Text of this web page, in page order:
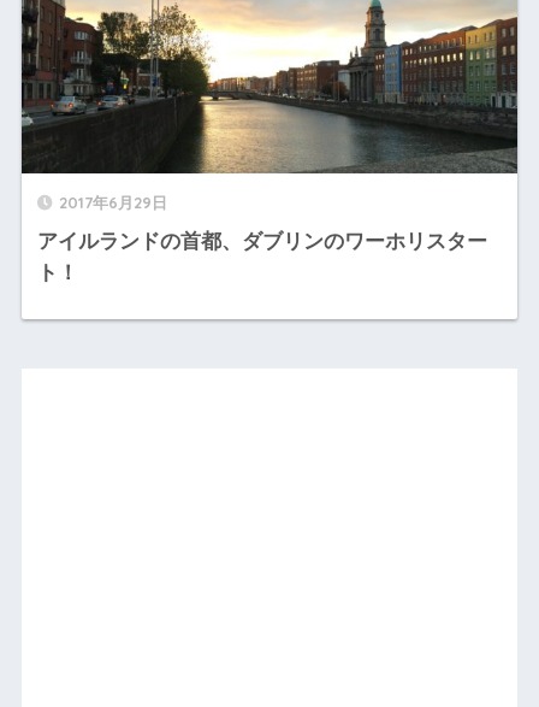
2017年6月29日
アイルランドの首都、ダブリンのワーホリスター
ト！